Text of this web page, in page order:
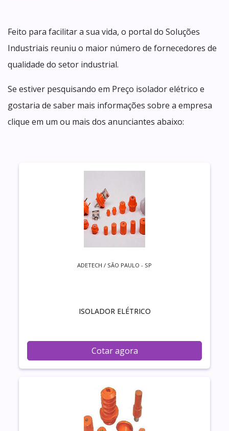
Feito para facilitar a sua vida, o portal do Soluções
Industriais reuniu o maior número de fornecedores de
qualidade do setor industrial.
Se estiver pesquisando em Preço isolador elétrico e
gostaria de saber mais informações sobre a empresa
clique em um ou mais dos anunciantes abaixo:
ADETECH / SÃO PAULO - SP
ISOLADOR ELÉTRICO
Cotar agora